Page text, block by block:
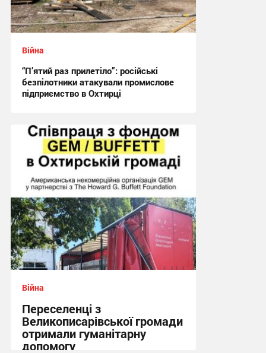
Війна
“П’ятий раз прилетіло”: російські
безпілотники атакували промислове
підприємство в Охтирці
21:29 вчора
Війна
Переселенці з
Великописарівської громади
отримали гуманітарну
допомогу